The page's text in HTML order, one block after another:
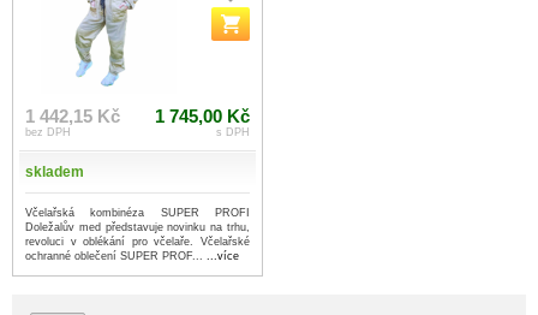
1 442,15 Kč
bez DPH
1 745,00 Kč
s DPH
skladem
Včelařská kombinéza SUPER PROFI
Doležalův med představuje novinku na trhu,
revoluci v oblékání pro včelaře. Včelařské
ochranné oblečení SUPER PROF... ...více